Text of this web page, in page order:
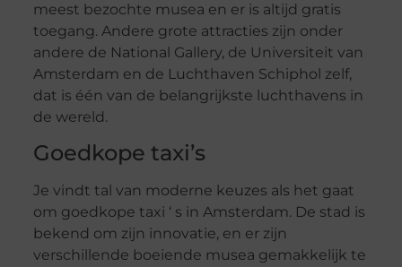
meest bezochte musea en er is altijd gratis
toegang. Andere grote attracties zijn onder
andere de National Gallery, de Universiteit van
Amsterdam en de Luchthaven Schiphol zelf,
dat is één van de belangrijkste luchthavens in
de wereld.
Goedkope taxi’s
Je vindt tal van moderne keuzes als het gaat
om goedkope taxi ‘ s in Amsterdam. De stad is
bekend om zijn innovatie, en er zijn
verschillende boeiende musea gemakkelijk te